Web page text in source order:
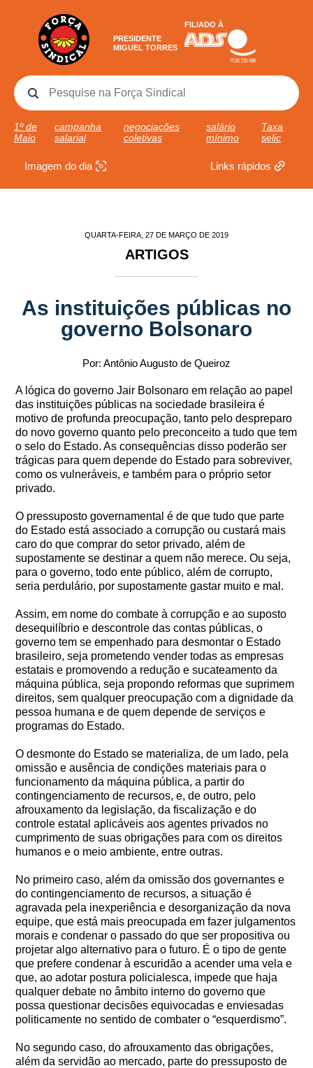
PRESIDENTE
MIGUEL TORRES
FILIADO À
1º de
Maio
campanha
salarial
negociações
coletivas
salário
mínimo
Taxa
selic
Imagem do dia Links rápidos
QUARTA-FEIRA, 27 DE MARÇO DE 2019
ARTIGOS
As instituições públicas no
governo Bolsonaro
Por: Antônio Augusto de Queiroz
A lógica do governo Jair Bolsonaro em relação ao papel
das instituições públicas na sociedade brasileira é
motivo de profunda preocupação, tanto pelo despreparo
do novo governo quanto pelo preconceito a tudo que tem
o selo do Estado. As consequências disso poderão ser
trágicas para quem depende do Estado para sobreviver,
como os vulneráveis, e também para o próprio setor
privado.
O pressuposto governamental é de que tudo que parte
do Estado está associado a corrupção ou custará mais
caro do que comprar do setor privado, além de
supostamente se destinar a quem não merece. Ou seja,
para o governo, todo ente público, além de corrupto,
seria perdulário, por supostamente gastar muito e mal.
Assim, em nome do combate à corrupção e ao suposto
desequilíbrio e descontrole das contas públicas, o
governo tem se empenhado para desmontar o Estado
brasileiro, seja prometendo vender todas as empresas
estatais e promovendo a redução e sucateamento da
máquina pública, seja propondo reformas que suprimem
direitos, sem qualquer preocupação com a dignidade da
pessoa humana e de quem depende de serviços e
programas do Estado.
O desmonte do Estado se materializa, de um lado, pela
omissão e ausência de condições materiais para o
funcionamento da máquina pública, a partir do
contingenciamento de recursos, e, de outro, pelo
afrouxamento da legislação, da fiscalização e do
controle estatal aplicáveis aos agentes privados no
cumprimento de suas obrigações para com os direitos
humanos e o meio ambiente, entre outras.
No primeiro caso, além da omissão dos governantes e
do contingenciamento de recursos, a situação é
agravada pela inexperiência e desorganização da nova
equipe, que está mais preocupada em fazer julgamentos
morais e condenar o passado do que ser propositiva ou
projetar algo alternativo para o futuro. É o tipo de gente
que prefere condenar à escuridão a acender uma vela e
que, ao adotar postura policialesca, impede que haja
qualquer debate no âmbito interno do governo que
possa questionar decisões equivocadas e enviesadas
politicamente no sentido de combater o “esquerdismo”.
No segundo caso, do afrouxamento das obrigações,
além da servidão ao mercado, parte do pressuposto de